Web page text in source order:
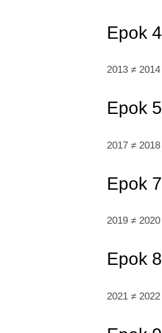
Epok 4
2013 ≠ 2014
Epok 5
2017 ≠ 2018
Epok 7
2019 ≠ 2020
Epok 8
2021 ≠ 2022